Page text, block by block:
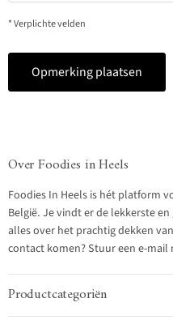
* Verplichte velden
Opmerking plaatsen
Over Foodies in Heels
Foodies In Heels is hét platform
België. Je vindt er de lekkerste
alles over het prachtig dekken
contact komen? Stuur een e-
Productcategoriën